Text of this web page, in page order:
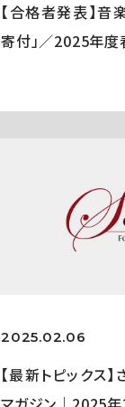
【合格者発表】音
寄付」／2025年度
2025.02.06
【最新トピックス